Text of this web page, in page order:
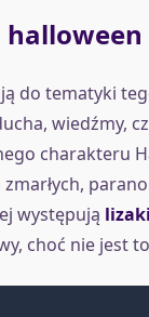
halloween
do tematyki
wiedźmy,
charakteru
występują
choć nie jest to